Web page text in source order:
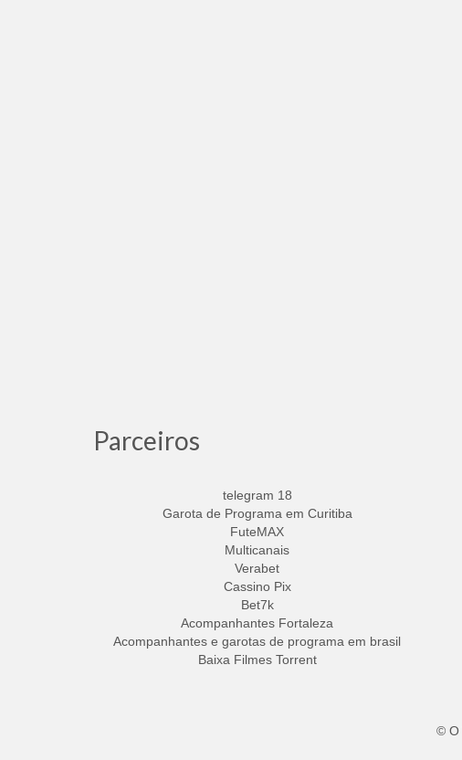
Parceiros
telegram 18
Garota de Programa em Curitiba
FuteMAX
Multicanais
Verabet
Cassino Pix
Bet7k
Acompanhantes Fortaleza
Acompanhantes e garotas de programa em brasil
Baixa Filmes Torrent
© O